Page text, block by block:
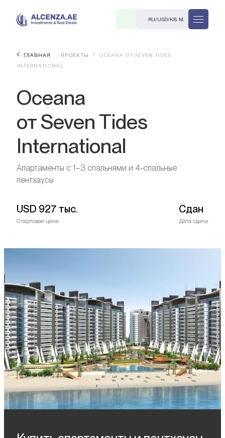
RU/USD/КВ. М.
ГЛАВНАЯ ПРОЕКТЫ
OCEANA ОТ SEVEN TIDES
INTERNATIONAL
Oceana
от Seven Tides
International
Апартаменты с 1–3 спальнями и 4-спальные
пентхаусы
USD 927 тыс.
Стартовая цена
Сдан
Дата сдачи